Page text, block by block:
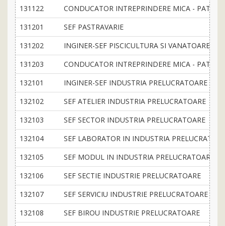
131122
CONDUCATOR INTREPRINDERE MICA -
131201
SEF PASTRAVARIE
131202
INGINER-SEF PISCICULTURA SI VANATOARE
131203
CONDUCATOR INTREPRINDERE MICA -
132101
INGINER-SEF INDUSTRIA PRELUCRATOARE
132102
SEF ATELIER INDUSTRIA PRELUCRATOARE
132103
SEF SECTOR INDUSTRIA PRELUCRATOARE
132104
SEF LABORATOR IN INDUSTRIA
132105
SEF MODUL IN INDUSTRIA PRELUCRATOARE
132106
SEF SECTIE INDUSTRIE PRELUCRATOARE
132107
SEF SERVICIU INDUSTRIE PRELUCRATOARE
132108
SEF BIROU INDUSTRIE PRELUCRATOARE